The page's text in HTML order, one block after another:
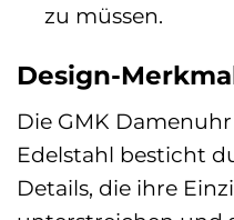
zu müssen.
Design-
Die GMK Damenuhr
Edelstahl besticht
Details, die ihre